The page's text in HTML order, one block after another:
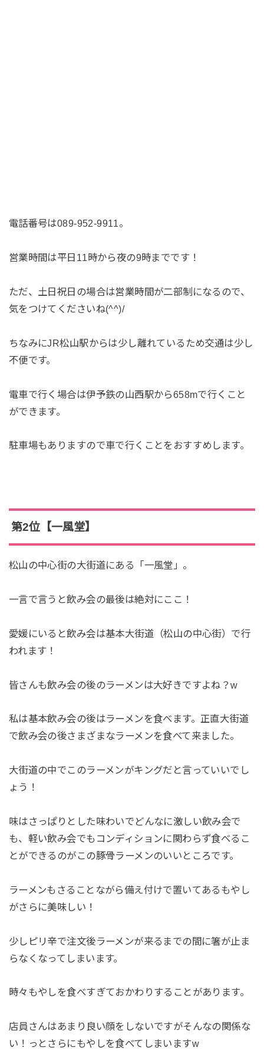
電話番号は089-952-9911。
営業時間は平日11時から夜の9時までです！
ただ、土日祝日の場合は営業時間が二部制になるので、
気をつけてくださいね(^^)/
ちなみにJR松山駅からは少し離れているため交通は少し
不便です。
電車で行く場合は伊予鉄の山西駅から658mで行くこと
ができます。
駐車場もありますので車で行くことをおすすめします。
第2位【一風堂】
松山の中心街の大街道にある「一風堂」。
一言で言うと飲み会の最後は絶対にここ！
愛媛にいると飲み会は基本大街道（松山の中心街）で行
われます！
皆さんも飲み会の後のラーメンは大好きですよね？w
私は基本飲み会の後はラーメンを食べます。正直大街道
で飲み会の後さまざまなラーメンを食べて来ました。
大街道の中でこのラーメンがキングだと言っていいでし
ょう！
味はさっぱりとした味わいでどんなに激しい飲み会で
も、軽い飲み会でもコンディションに関わらず食べるこ
とができるのがこの豚骨ラーメンのいいところです。
ラーメンもさることながら備え付けで置いてあるもやし
がさらに美味しい！
少しピリ辛で注文後ラーメンが来るまでの間に箸が止ま
らなくなってしまいます。
時々もやしを食べすぎておかわりすることがあります。
店員さんはあまり良い顔をしないですがそんなの関係な
い！っとさらにもやしを食べてしまいますw